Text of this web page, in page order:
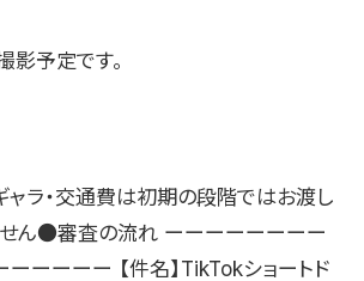
影予定です。
ャラ・交通費は初期の段階ではお渡し
せん●審査の流れ ーーーーーーーー
ーーーー 【件名】TikTokショートド